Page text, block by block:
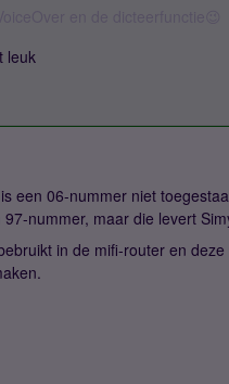
leuk
een 06-nummer niet
nummer, maar die levert
in de mifi-router en